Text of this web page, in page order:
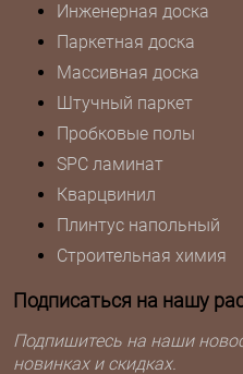
Инженерная доска
Паркетная доска
Массивная доска
Штучный паркет
Пробковые полы
SPC ламинат
Кварцвинил
Плинтус напольный
Строительная химия
Подписаться на нашу
Подпишитесь на наши
новинках и скидках.